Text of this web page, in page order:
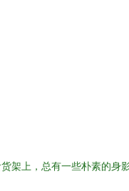
架上，总有一些朴素的身